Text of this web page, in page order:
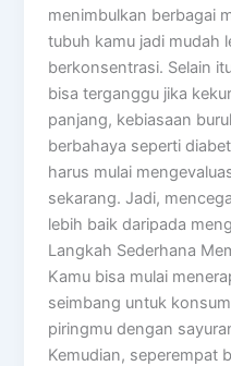
menimbulkan berbagai
tubuh kamu jadi mudah
berkonsentrasi. Selain
bisa terganggu jika
panjang, kebiasaan
berbahaya seperti
harus mulai
sekarang. Jadi,
lebih baik daripada
Langkah Sederhana
Kamu bisa mulai
seimbang untuk
piringmu dengan
Kemudian, seperempat